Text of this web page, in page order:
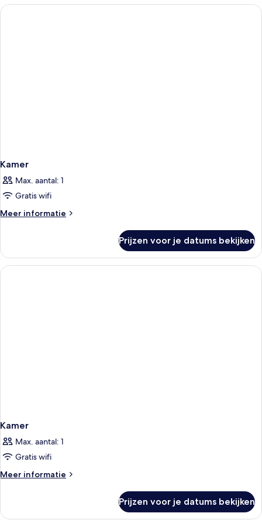
Kamer
Max. aantal: 1
Gratis wifi
Meer informatie
Meer
Prijzen voor je datums bekijken
Kamer
Max. aantal: 1
Gratis wifi
Meer informatie
Meer
Prijzen voor je datums bekijken